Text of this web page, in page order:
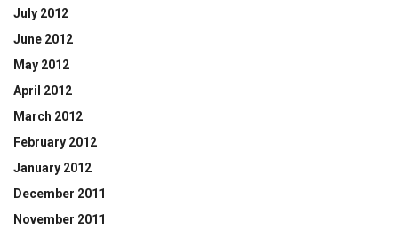
July 2012
June 2012
May 2012
April 2012
March 2012
February 2012
January 2012
December 2011
November 2011